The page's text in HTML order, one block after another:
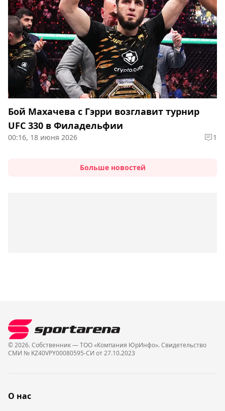
Бой Махачева с Гэрри возглавит турнир
UFC 330 в Филадельфии
00:16, 18 июня 2026 1
Больше новостей
© 2026. Собственник — ТОО «Компания ЮрИнфо». Cвидетельство
СМИ № KZ40VPY00080595-СИ от 27.10.2023
О нас